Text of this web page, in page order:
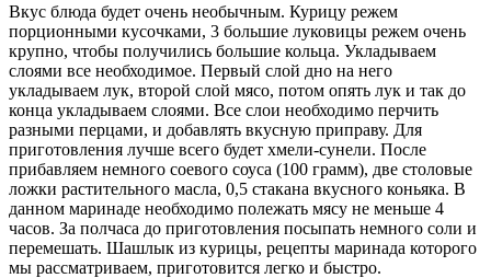
Вкус блюда будет очень необычным. Курицу режем
порционными кусочками, 3 большие луковицы режем очень
крупно, чтобы получились большие кольца. Укладываем
слоями все необходимое. Первый слой дно на него
укладываем лук, второй слой мясо, потом опять лук и так до
конца укладываем слоями. Все слои необходимо перчить
разными перцами, и добавлять вкусную приправу. Для
приготовления лучше всего будет хмели-сунели. После
прибавляем немного соевого соуса (100 грамм), две столовые
ложки растительного масла, 0,5 стакана вкусного коньяка. В
данном маринаде необходимо полежать мясу не меньше 4
часов. За полчаса до приготовления посыпать немного соли и
перемешать. Шашлык из курицы, рецепты маринада которого
мы рассматриваем, приготовится легко и быстро.